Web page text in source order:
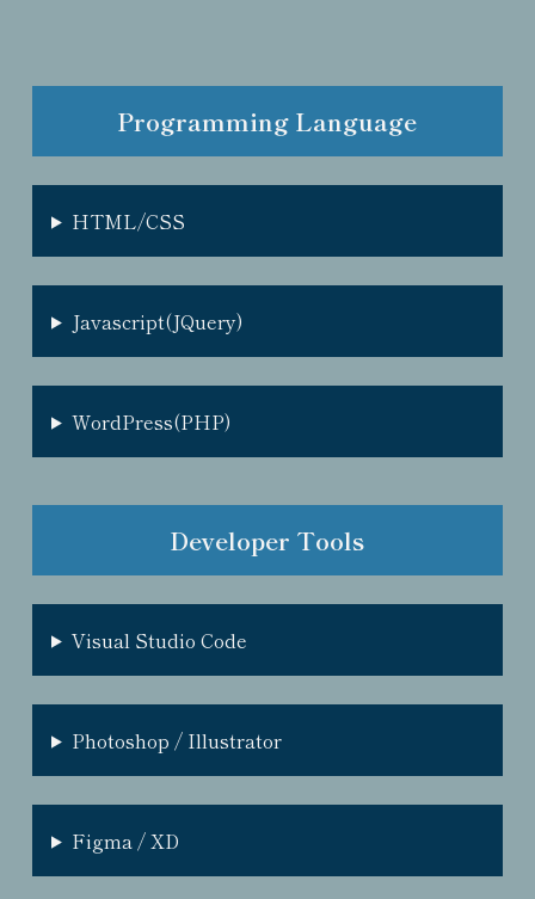
Programming Language
HTML/CSS
Javascript(JQuery)
WordPress(PHP)
Developer Tools
Visual Studio Code
Photoshop / Illustrator
Figma / XD